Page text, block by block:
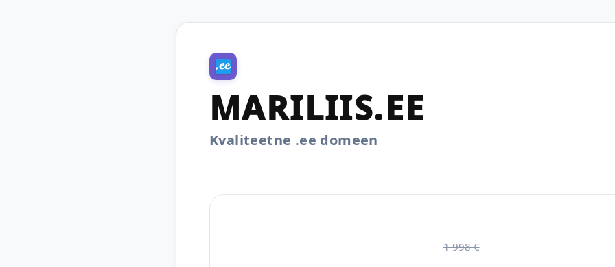
MARILIIS.EE
Kvaliteetne .ee domeen
1 998 €